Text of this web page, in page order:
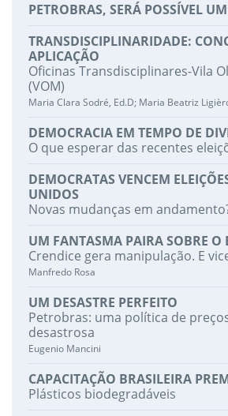
PETROBRAS, SERÁ POSSÍVEL
TRANSDISCIPLINARIDADE:
APLICAÇÃO
Oficinas Transdisciplinares-Vila
(VOM)
Maria Clara Sodré, Ed.D; Maria Beatriz
DEMOCRACIA EM TEMPO DE
O que esperar das recentes
DEMOCRATAS VENCEM
UNIDOS
Novas mudanças em
UM FANTASMA PAIRA SOBRE O
Crendice gera manipulação. E
Manfredo Rosa
UM DESASTRE PERFEITO
Petrobras: uma política de
desastrosa
Eugenio Mancini
CAPACITAÇÃO BRASILEIRA
Plásticos biodegradáveis